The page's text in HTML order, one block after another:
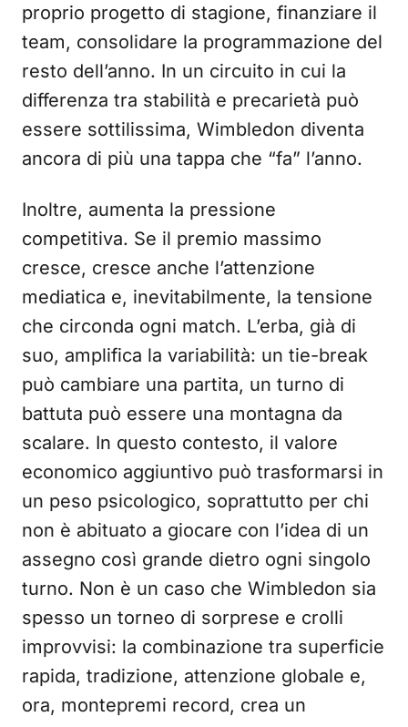
proprio progetto di stagione, finanziare il
team, consolidare la programmazione del
resto dell’anno. In un circuito in cui la
differenza tra stabilità e precarietà può
essere sottilissima, Wimbledon diventa
ancora di più una tappa che “fa” l’anno.
Inoltre, aumenta la pressione
competitiva. Se il premio massimo
cresce, cresce anche l’attenzione
mediatica e, inevitabilmente, la tensione
che circonda ogni match. L’erba, già di
suo, amplifica la variabilità: un tie-break
può cambiare una partita, un turno di
battuta può essere una montagna da
scalare. In questo contesto, il valore
economico aggiuntivo può trasformarsi in
un peso psicologico, soprattutto per chi
non è abituato a giocare con l’idea di un
assegno così grande dietro ogni singolo
turno. Non è un caso che Wimbledon sia
spesso un torneo di sorprese e crolli
improvvisi: la combinazione tra superficie
rapida, tradizione, attenzione globale e,
ora, montepremi record, crea un